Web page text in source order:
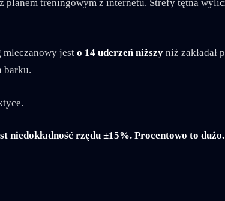
treningowym z internetu. Strefy tętna
mleczanowy jest o 14 uderzeń niższy niż zakładał
barku.
niedokładność rzędu ±15%. Procentowo to